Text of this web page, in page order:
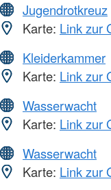
Jugendrotkreuz
Karte: Link zur
Kleiderkammer
Karte: Link zur
Wasserwacht
Karte: Link zur
Wasserwacht
Karte: Link zur